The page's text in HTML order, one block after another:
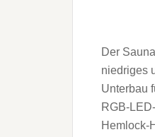
Der
niedriges
Unterbau
RGB-
Hemlock-